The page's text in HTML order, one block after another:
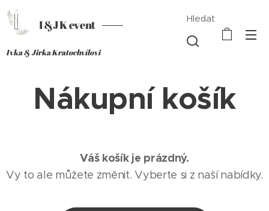
I &J K event
Ivka & Jirka Kratochvílovi
Hledat
Nákupní košík
Váš košík je prázdný.
Vy to ale můžete změnit. Vyberte si z naší nabídky.